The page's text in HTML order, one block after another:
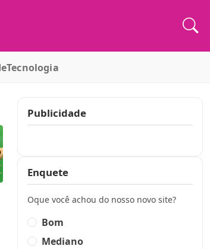
Tecnologia
Publicidade
Enquete
Oque você achou do nosso novo site?
Bom
Mediano